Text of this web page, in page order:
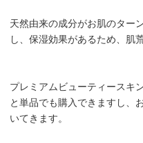
天然由来の成分がお肌のター
し、保湿効果があるため、肌
プレミアムビューティースキ
と単品でも購入できますし、
いてきます。